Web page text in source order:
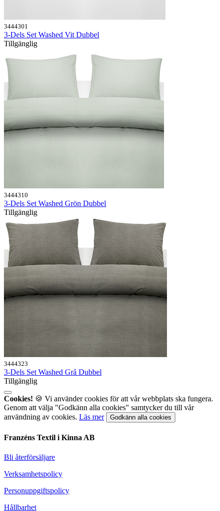
3444301
3-Dels Set Washed Vit Dubbel
Tillgänglig
3444310
3-Dels Set Washed Grön Dubbel
Tillgänglig
3444323
3-Dels Set Washed Grå Dubbel
Tillgänglig
Cookies! 🍪 Vi använder cookies för att vår webbplats ska fungera.
Genom att välja "Godkänn alla cookies" samtycker du till vår
användning av cookies. Läs mer Godkänn alla cookies
Franzéns Textil i Kinna AB
Bli återförsäljare
Verksamhetspolicy
Personuppgiftspolicy
Hållbarhet